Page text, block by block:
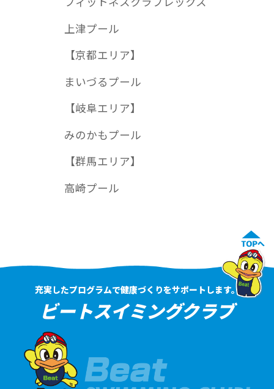
上津プール
【京都エリア】
まいづるプール
【岐阜エリア】
みのかもプール
【群馬エリア】
高崎プール
充実したプログラムで健康づくりをサポートします。
ビートスイミングクラブ